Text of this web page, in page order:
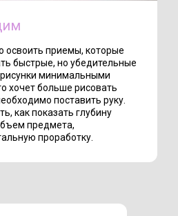
освоить приемы, которые
быстрые, но убедительные
минимальными
хочет больше рисовать
поставить руку.
как показать глубину
предмета,
проработку.